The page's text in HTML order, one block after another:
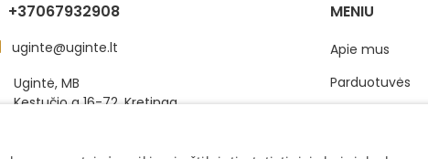
+37067932908
uginte@uginte.lt
Ugintė, MB
Kęstučio g 16-72, Kretinga
MENIU
Apie mus
Parduotuvės